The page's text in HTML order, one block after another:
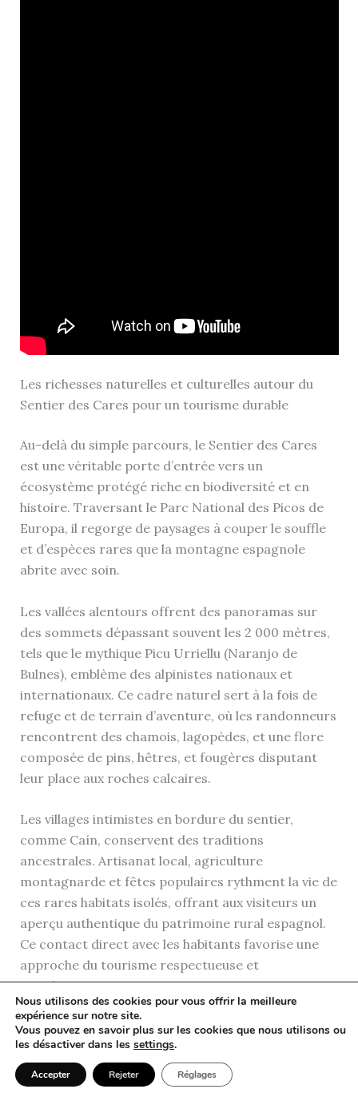
Les richesses naturelles et culturelles autour du
Sentier des Cares pour un tourisme durable
Au-delà du simple parcours, le Sentier des Cares
est une véritable porte d’entrée vers un
écosystème protégé riche en biodiversité et en
histoire. Traversant le Parc National des Picos de
Europa, il regorge de paysages à couper le souffle
et d’espèces rares que la montagne espagnole
abrite avec soin.
Les vallées alentours offrent des panoramas sur
des sommets dépassant souvent les 2 000 mètres,
tels que le mythique Picu Urriellu (Naranjo de
Bulnes), emblème des alpinistes nationaux et
internationaux. Ce cadre naturel sert à la fois de
refuge et de terrain d’aventure, où les randonneurs
rencontrent des chamois, lagopèdes, et une flore
composée de pins, hêtres, et fougères disputant
leur place aux roches calcaires.
Les villages intimistes en bordure du sentier,
comme Caín, conservent des traditions
ancestrales. Artisanat local, agriculture
montagnarde et fêtes populaires rythment la vie de
ces rares habitats isolés, offrant aux visiteurs un
aperçu authentique du patrimoine rural espagnol.
Ce contact direct avec les habitants favorise une
approche du tourisme respectueuse et
enrichissante.
Cette destination inspire également des initiatives
visant à préserver ce joyau naturel, en instauration
de collaborations entre autorités locales, acteurs
touristiques et visiteurs. Par exemple, l’accent est
Nous utilisons des cookies pour vous offrir la meilleure
expérience sur notre site.
Vous pouvez en savoir plus sur les cookies que nous utilisons ou
les désactiver dans les settings.
Accepter Rejeter Réglages